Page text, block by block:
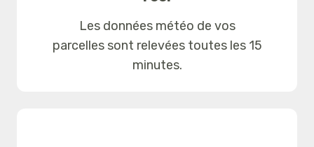
Les données météo de vos
parcelles sont relevées toutes les 15
minutes.